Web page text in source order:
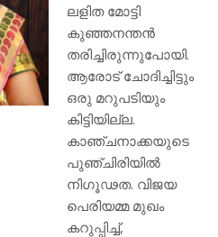
ലളിത മോട്ടി
കുഞ്ഞനന്തന്‍
തരിച്ചിരുന്നുപോയി.
ആരോട് ചോദിച്ചിട്ടും
ഒരു മറുപടിയും
കിട്ടിയില്ല.
കാഞ്ചനാക്കയുടെ
പുഞ്ചിരിയില്‍
നിഗൂഢത. വിജയ
പെരിയമ്മ മുഖം
കറുപ്പിച്ച്,